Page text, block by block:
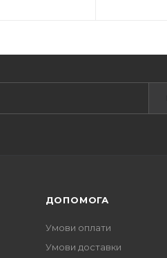
ДОПОМОГА
Умови оплати
Умови доставки